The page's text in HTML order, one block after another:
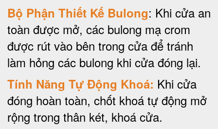
Bộ Phận Thiết Kế Bulong: Khi cửa an
toàn được mở, các bulong mạ crom
được rút vào bên trong cửa để tránh
làm hỏng các bulong khi cửa đóng lại.
Tính Năng Tự Động Khoá: Khi cửa
đóng hoàn toàn, chốt khoá tự động mở
rộng trong thân két, khoá cửa.